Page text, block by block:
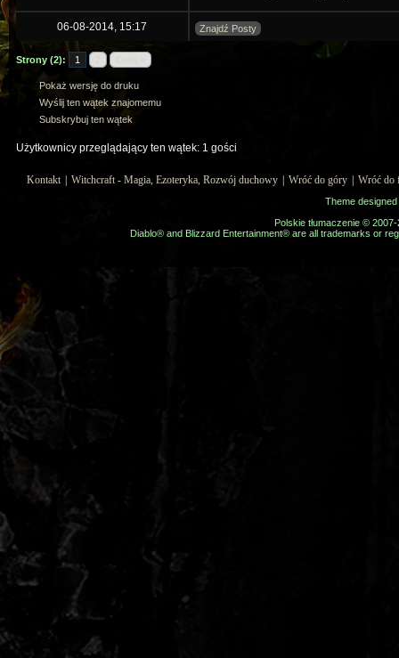
06-08-2014, 15:17 Znajdź Posty
Strony (2): 1 2 Dalej »
Pokaż wersję do druku
Wyślij ten wątek znajomemu
Subskrybuj ten wątek
Użytkownicy przeglądający ten wątek: 1 gości
Kontakt Witchcraft - Magia, Ezoteryka, Rozwój duchowy Wróć do góry Wróć do
Theme
Polskie tłumaczenie ©
Diablo® and Blizzard Entertainment® are all trademarks or